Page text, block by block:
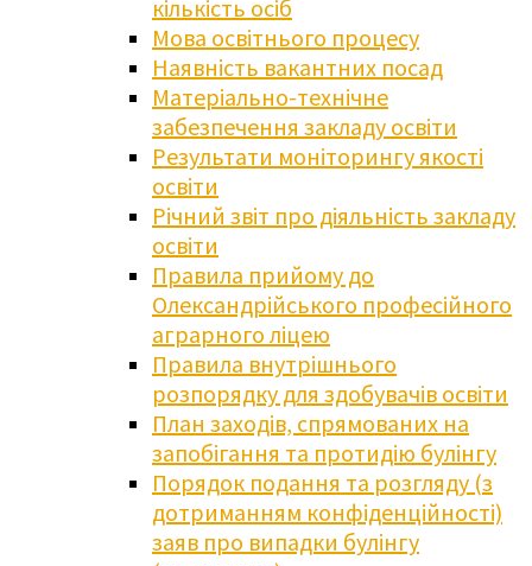
кількість осіб
Мова освітнього процесу
Наявність вакантних посад
Матеріально-технічне
забезпечення закладу освіти
Результати моніторингу якості
освіти
Річний звіт про діяльність закладу
освіти
Правила прийому до
Олександрійського професійного
аграрного ліцею
Правила внутрішнього
розпорядку для здобувачів освіти
План заходів, спрямованих на
запобігання та протидію булінгу
Порядок подання та розгляду (з
дотриманням конфіденційності)
заяв про випадки булінгу